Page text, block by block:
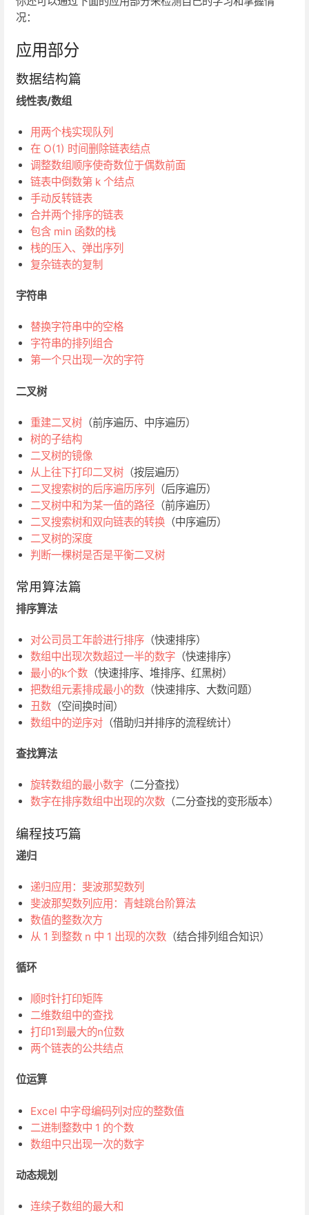
况：
应用部分
数据结构篇
线性表/数组
用两个栈实现队列
在 O(1) 时间删除链表结点
调整数组顺序使奇数位于偶数前面
链表中倒数第 k 个结点
手动反转链表
合并两个排序的链表
包含 min 函数的栈
栈的压入、弹出序列
复杂链表的复制
字符串
替换字符串中的空格
字符串的排列组合
第一个只出现一次的字符
二叉树
重建二叉树（前序遍历、中序遍历）
树的子结构
二叉树的镜像
从上往下打印二叉树（按层遍历）
二叉搜索树的后序遍历序列
（后序遍历）
二叉树中和为某一值的路径（前序遍历）
二叉搜索树和双向链表的转换（中序遍历）
二叉树的深度
判断一棵树是否是平衡二叉树
常用算法篇
排序算法
对公司员工年龄进行排序（快速排序）
数组中出现次数超过一半的数字（快速排序）
最小的k个数（快速排序、堆排序、红黑树）
把数组元素排成最小的数（快速排序、大数问题）
丑数（空间换时间）
数组中的逆序对（借助归并排序的流程统计）
查找算法
旋转数组的最小数字（二分查找）
数字在排序数组中出现的次数（二分查找的变形版本）
编程技巧篇
递归
递归应用：斐波那契数列
斐波那契数列应用：青蛙跳台阶算法
数值的整数次方
从 1 到整数 n 中 1 出现的次数（结合排列组合知识）
循环
顺时针打印矩阵
二维数组中的查找
打印1到最大的n位数
两个链表的公共结点
位运算
Excel 中字母编码列对应的整数值
二进制整数中 1 的个数
数组中只出现一次的数字
动态规划
连续子数组的最大和